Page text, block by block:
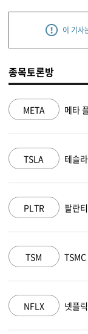
이 기사
종목토론방
NVDA 엔
MSFT 마
AAPL 애
AMZN 아
GOOGL 알파